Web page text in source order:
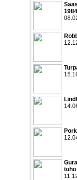
1984
tuho